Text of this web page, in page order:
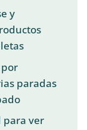
y
paradas
para ver